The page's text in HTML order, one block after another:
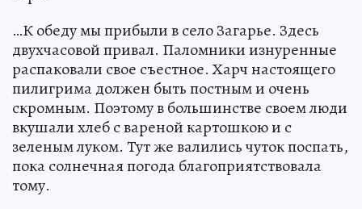
…К обеду мы прибыли в село Загарье. Здесь
двухчасовой привал. Паломники изнуренные
распаковали свое съестное. Харч настоящего
пилигрима должен быть постным и очень
скромным. Поэтому в большинстве своем люди
вкушали хлеб с вареной картошкою и с
зеленым луком. Тут же валились чуток поспать,
пока солнечная погода благоприятствовала
тому.